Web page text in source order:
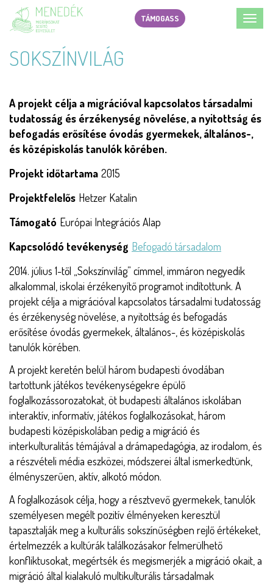
Ugrás
TÁMOGASS
SOKSZÍNVILÁG
A projekt célja a migrációval kapcsolatos társadalmi
tudatosság és érzékenység növelése, a nyitottság és
befogadás erősítése óvodás gyermekek, általános-,
és középiskolás tanulók körében.
Projekt időtartama 2015
Projektfelelős Hetzer Katalin
Támogató Európai Integrációs Alap
Kapcsolódó tevékenység Befogadó társadalom
2014. július 1-től „Sokszínvilág” címmel, immáron negyedik
alkalommal, iskolai érzékenyítő programot indítottunk. A
projekt célja a migrációval kapcsolatos társadalmi tudatosság
és érzékenység növelése, a nyitottság és befogadás
erősítése óvodás gyermekek, általános-, és középiskolás
tanulók körében.
A projekt keretén belül három budapesti óvodában
tartottunk játékos tevékenységekre épülő
foglalkozássorozatokat, öt budapesti általános iskolában
interaktív, informatív, játékos foglalkozásokat, három
budapesti középiskolában pedig a migráció és
interkulturalitás témájával a drámapedagógia, az irodalom, és
a részvételi média eszközei, módszerei által ismerkedtünk,
élményszerűen, aktív, alkotó módon.
A foglalkozások célja, hogy a résztvevő gyermekek, tanulók
személyesen megélt pozitív élményeken keresztül
tapasztalják meg a kulturális sokszínűségben rejlő értékeket,
értelmezzék a kultúrák találkozásakor felmerülhető
konfliktusokat, megértsék és megismerjék a migráció okait, a
migráció által kialakuló multikulturális társadalmak